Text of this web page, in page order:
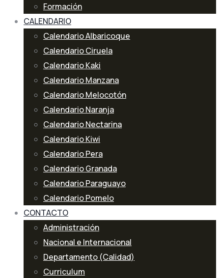
Formación
CALENDARIO
Calendario Albaricoque
Calendario Ciruela
Calendario Kaki
Calendario Manzana
Calendario Melocotón
Calendario Naranja
Calendario Nectarina
Calendario Kiwi
Calendario Pera
Calendario Granada
Calendario Paraguayo
Calendario Pomelo
CONTACTO
Administración
Nacional e Internacional
Departamento (Calidad)
Curriculum